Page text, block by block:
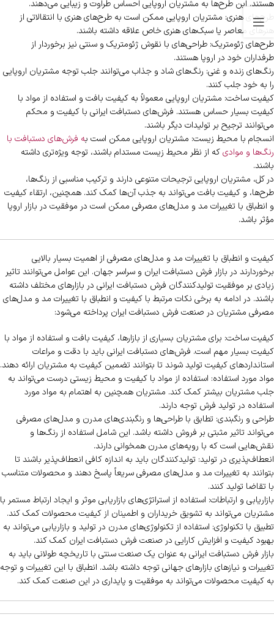
هستند. این طرح‌ها به مشتریان اروپایی احساس طراوت و زیبایی می‌دهند.
طرح‌های هنری: مشتریان اروپایی ممکن است به طرح‌های هنری با انتقالاتی از
هنرهای معاصر یا سبک‌های هنری خاص علاقه داشته باشند.
طرح‌های ژئومتریک: طراحی‌های با نقوش ژئومتریک و سنتی نیز برخوردار از
طرفداران خود در اروپا هستند.
رنگ‌های زنده و غنی: رنگ‌های شاد و جذاب می‌توانند جلب توجه مشتریان اروپایی
را به خود جلب کنند.
کیفیت ساخت: مشتریان اروپایی معمولاً به کیفیت بافت و استفاده از مواد با
کیفیت بسیار حساس هستند. فرش‌های دستبافت ایرانی با کیفیت و محکم
می‌توانند ترجیح بر تولیدات دیگر باشند.
انسجام با محیط زیست: مشتریان اروپایی ممکن است به فرش‌های دستبافت با
رنگ‌ها و موادیکه از نظر محیط زیست مستدام باشند، توجه ویژه‌تری داشته
باشند.
در کل، مشتریان اروپایی ترجیحات متنوعی دارند و ترکیب مناسبی از رنگ‌ها،
طرح‌ها، و کیفیت بافت می‌تواند به جذب آن‌ها کمک کند. همچنین، ارتقاء کیفیت
و انطباق با تغییرات مد و مدل‌های مصرفی ممکن است در موفقیت در بازار اروپا
مؤثر باشد.
کیفیت و انطباق با تغییرات مد و مدل‌های مصرفی از اهمیت بسیار بالایی
برخوردارند در بازار فرش دستبافت ایران و سراسر جهان. این عوامل می‌توانند تاثیر
زیادی بر موفقیت تولیدکنندگان فرش دستبافت ایرانی در بازارهای مختلف داشته
باشند. در ادامه به برخی نکات مرتبط با کیفیت و انطباق با تغییرات مد و مدل‌های
مصرفی مشتریان در صنعت فرش دستبافت ایران پرداخته می‌شود:
کیفیت ساخت: برای مشتریان بسیاری از بازارها، کیفیت بافت و استفاده از مواد با
کیفیت بسیار مهم است. فرش‌های دستبافت ایرانی باید با دقت و مراعات
استانداردهای کیفیت تولید شوند تا بتوانند تضمین کیفیت به مشتریان ارائه دهند.
مواد مورد استفاده: استفاده از مواد با کیفیت و محیط زیستی درست می‌تواند به
جلب مشتریان بیشتر کمک کند. مشتریان همچنین به اهتمام به مواد مورد
استفاده در تولید فرش توجه دارند.
طراحی و رنگبندی: تطابق با طراحی‌ها و رنگبندی‌های مدرن و مدل‌های مصرفی
می‌تواند تاثیر مثبتی بر فروش داشته باشد. این شامل استفاده از رنگ‌ها و
نقش‌هایی است که با رویه‌های مدرن همخوانی دارند.
انعطاف‌پذیری در تولید: تولیدکنندگان باید به اندازه کافی انعطاف‌پذیر باشند تا
بتوانند به تغییرات مد و مدل‌های مصرفی سریعاً پاسخ دهند و محصولات متناسب
با تقاضا تولید کنند.
بازاریابی و ارتباطات: استفاده از استراتژی‌های بازاریابی موثر و ایجاد ارتباط مستمر با
مشتریان می‌تواند به تشویق خریداران و اطمینان از کیفیت محصولات کمک کند.
تطبیق با تکنولوژی: استفاده از تکنولوژی‌های مدرن در تولید و بازاریابی می‌تواند به
بهبود کیفیت و افزایش کارایی در صنعت فرش دستبافت ایران کمک کند.
بازار فرش دستبافت ایرانی به عنوان یک صنعت سنتی با تاریخچه طولانی باید به
تغییرات و نیازهای بازارهای جهانی توجه داشته باشد. انطباق با این تغییرات و توجه
به کیفیت محصولات می‌تواند به موفقیت و پایداری در این صنعت کمک کند.